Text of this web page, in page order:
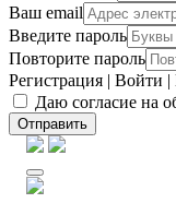
Ваш email
Введите пароль
Повторите пароль
Регистрация | Войти |
Даю согласие на
Отправить